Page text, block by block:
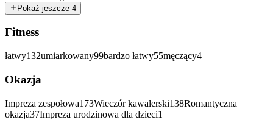
Pokaż jeszcze 4
Fitness
łatwy132umiarkowany99bardzo łatwy55męczący4
Okazja
Impreza zespołowa173Wieczór kawalerski138Romantyczna
okazja37Impreza urodzinowa dla dzieci1